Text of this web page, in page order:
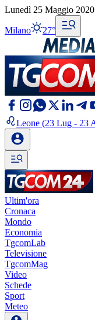
Lunedì 25 Maggio 2020
Milano 27°
Leone (23 Lug - 23
Ultim'ora
Cronaca
Mondo
Economia
TgcomLab
Televisione
TgcomMag
Video
Schede
Sport
Meteo